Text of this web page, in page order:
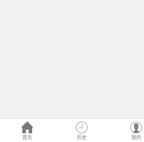
首页 历史 我的